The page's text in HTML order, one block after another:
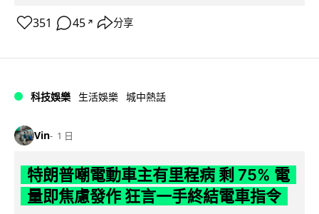
351 45 ↗ 分享
科技娛樂 生活娛樂 城中熱話
Vin 1 日
特朗普嘲電動車主有里程病 剩 75% 電
量即焦慮發作 狂言一手終結電車指令